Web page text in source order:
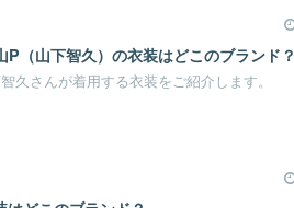
（山下智久）の衣装はどこのブランド？
久さんが着用する衣装をご紹介します。